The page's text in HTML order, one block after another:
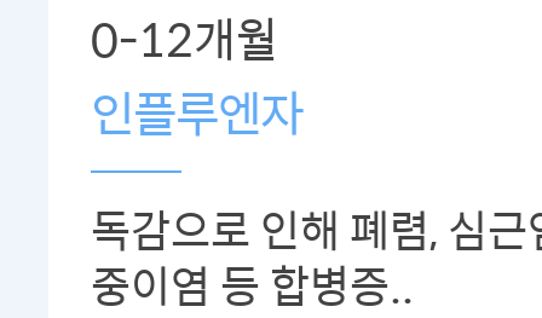
0-12개월
인플루엔자
독감으로 인해 폐렴, 심근
중이염 등 합병증..